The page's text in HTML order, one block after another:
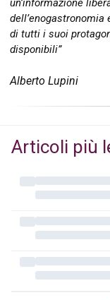
un’informazione
dell’enogastronomia
di tutti i suoi
disponibili”
Alberto Lupini
Articoli più